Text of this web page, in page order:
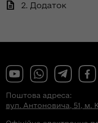
2. Додаток
Поштова адреса:
вул. Антоновича, 51, м.